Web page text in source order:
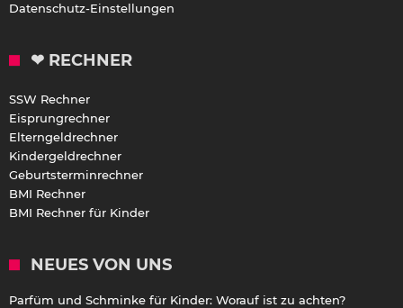
Datenschutz-Einstellungen
❤ RECHNER
SSW Rechner
Eisprungrechner
Elterngeldrechner
Kindergeldrechner
Geburtsterminrechner
BMI Rechner
BMI Rechner für Kinder
NEUES VON UNS
Parfüm und Schminke für Kinder: Worauf ist zu achten?